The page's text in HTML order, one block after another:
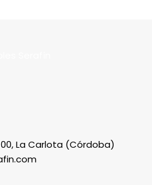
La Carlota (Córdoba)